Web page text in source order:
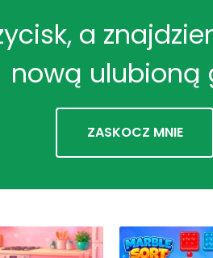
a
nową ulubioną
ZASKOCZ MNIE